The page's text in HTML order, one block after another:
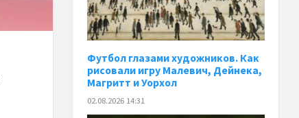
Футбол глазами художников. Как
рисовали игру Малевич, Дейнека,
Магритт и Уорхол
02.08.2026 14:31